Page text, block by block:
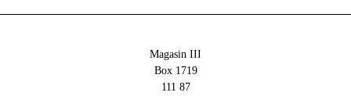
Magasin III
Box 1719
111 87